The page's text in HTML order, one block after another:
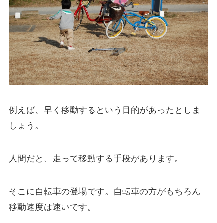
例えば、早く移動するという目的があったとしま
しょう。
人間だと、走って移動する手段があります。
そこに自転車の登場です。自転車の方がもちろん
移動速度は速いです。